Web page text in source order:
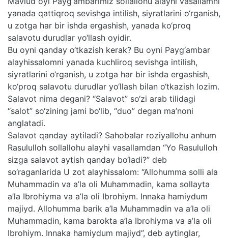
yanada qattiqroq sevishga intilish, siyratlarini o‘rganish,
u zotga har bir ishda ergashish, yanada ko‘proq
salavotu durudlar yo‘llash oyidir.
Bu oyni qanday o‘tkazish kerak? Bu oyni Payg‘ambar
alayhissalomni yanada kuchliroq sevishga intilish,
siyratlarini o‘rganish, u zotga har bir ishda ergashish,
ko‘proq salavotu durudlar yo‘llash bilan o‘tkazish lozim.
Salavot nima degani? “Salavot” so‘zi arab tilidagi
“salot” so‘zining jami bo‘lib, “duo” degan ma’noni
anglatadi.
Salavot qanday aytiladi? Sahobalar roziyallohu anhum
Rasululloh sollallohu alayhi vasallamdan “Yo Rasululloh
sizga salavot aytish qanday bo‘ladi?” deb
so‘raganlarida U zot alayhissalom: “Allohumma solli ala
Muhammadin va a’la oli Muhammadin, kama sollayta
a’la Ibrohiyma va a’la oli Ibrohiym. Innaka hamiydum
majiyd. Allohumma barik a’la Muhammadin va a’la oli
Muhammadin, kama barokta a’la Ibrohiyma va a’la oli
Ibrohiym. Innaka hamiydum majiyd”, deb aytinglar,